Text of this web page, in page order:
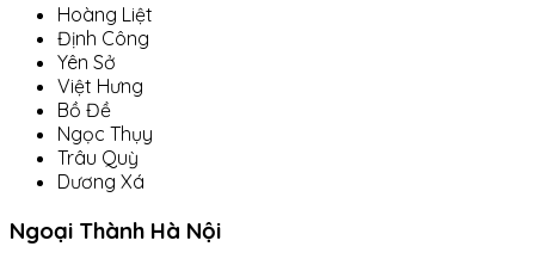
Hoàng Liệt
Định Công
Yên Sở
Việt Hưng
Bồ Đề
Ngọc Thụy
Trâu Quỳ
Dương Xá
Ngoại Thành Hà Nội